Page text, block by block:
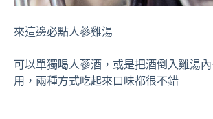
來這邊必點人蔘雞湯
可以單獨喝人蔘酒，或是把酒倒入雞湯
用，兩種方式吃起來口味都很不錯